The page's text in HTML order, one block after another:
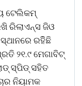
ଟେଲିକମ୍
ରିଲାଏନ୍ସ ଜିଓ
ରହିିଛି
୨୧.୯ ମେଗାବିଟ୍
ସ୍ପିଡ୍ ସହିତ
ନିୟାମକ